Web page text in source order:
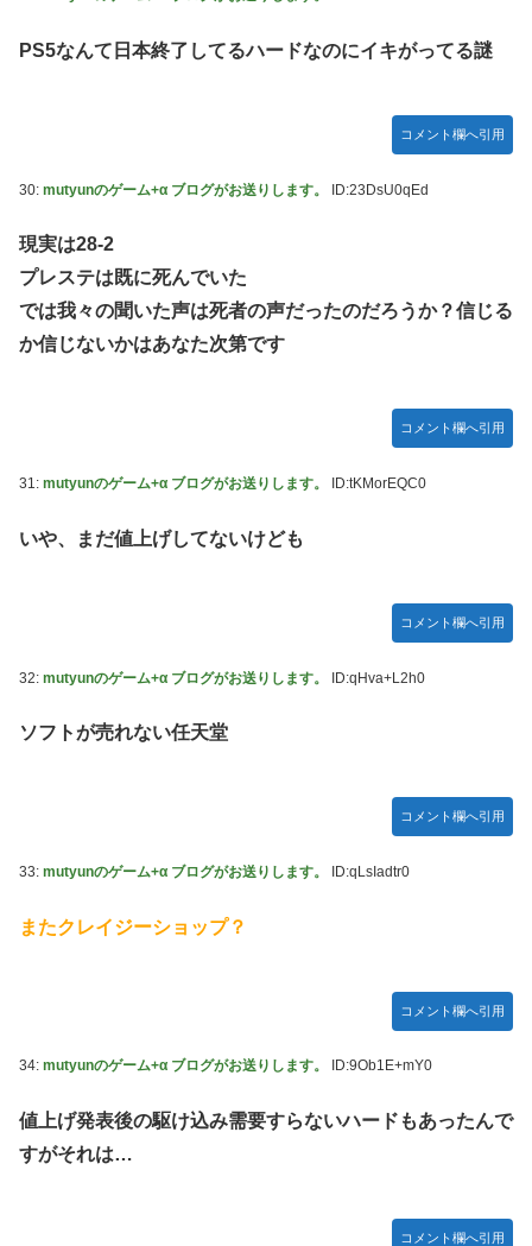
PS5なんて日本終了してるハードなのにイキがってる謎
コメント欄へ引用
30: mutyunのゲーム+α ブログがお送りします。 ID:23DsU0qEd
現実は28-2
プレステは既に死んでいた
では我々の聞いた声は死者の声だったのだろうか？信じる
か信じないかはあなた次第です
コメント欄へ引用
31: mutyunのゲーム+α ブログがお送りします。 ID:tKMorEQC0
いや、まだ値上げしてないけども
コメント欄へ引用
32: mutyunのゲーム+α ブログがお送りします。 ID:qHva+L2h0
ソフトが売れない任天堂
コメント欄へ引用
33: mutyunのゲーム+α ブログがお送りします。 ID:qLsIadtr0
またクレイジーショップ？
コメント欄へ引用
34: mutyunのゲーム+α ブログがお送りします。 ID:9Ob1E+mY0
値上げ発表後の駆け込み需要すらないハードもあったんで
すがそれは…
コメント欄へ引用